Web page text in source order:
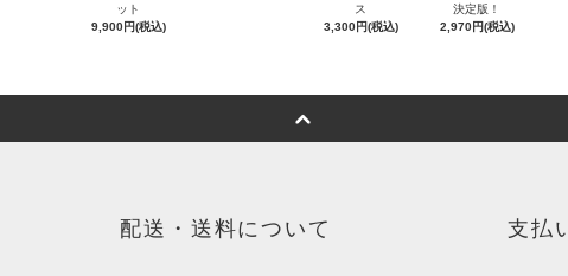
ット
9,900円(税込)
ス
3,300円(税込)
決定版！
2,970円(税込)
配送・送料について 支払